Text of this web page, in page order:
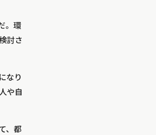
。環
討さ
なり
や自
、都